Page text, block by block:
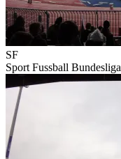
SF
Sport Fussball Bundesliga